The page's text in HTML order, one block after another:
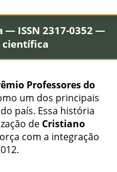
— ISSN 2317-0352 —
científica
Professores do
um dos principais
país. Essa história
de Cristiano
com a integração